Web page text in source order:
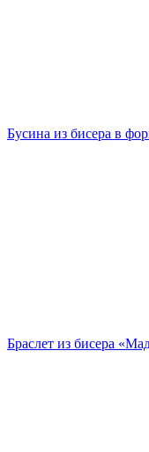
Бусина из бисера в
Браслет из бисера